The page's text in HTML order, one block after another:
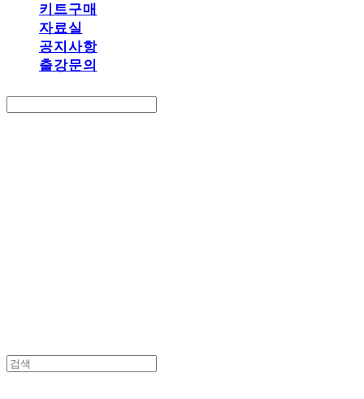
키트구매
자료실
공지사항
출강문의